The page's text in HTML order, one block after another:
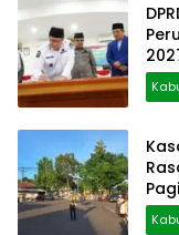
Pagi